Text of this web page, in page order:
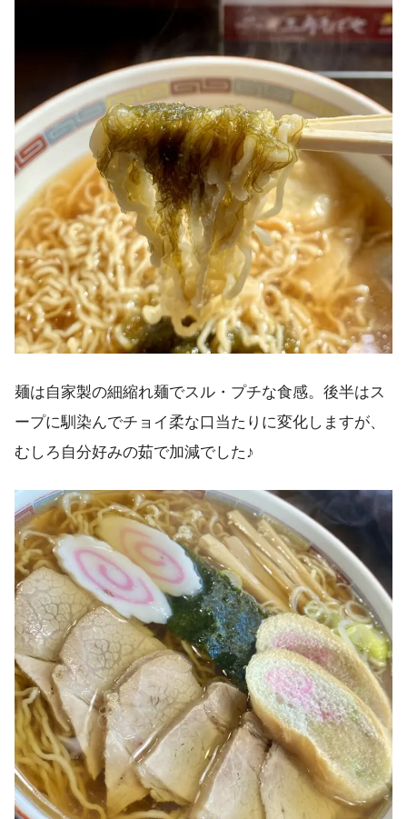
麺は自家製の細縮れ麺でスル・プチな食感。後半はス
ープに馴染んでチョイ柔な口当たりに変化しますが、
むしろ自分好みの茹で加減でした♪